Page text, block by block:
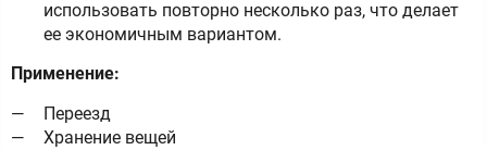
использовать повторно несколько раз, что делает
ее экономичным вариантом.
Применение:
Переезд
Хранение вещей